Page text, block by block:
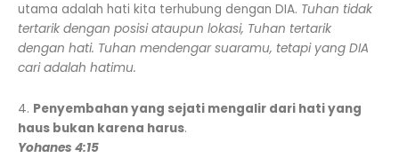
utama adalah hati kita terhubung dengan DIA. Tuhan tidak
tertarik dengan posisi ataupun lokasi, Tuhan tertarik
dengan hati. Tuhan mendengar suaramu, tetapi yang DIA
cari adalah hatimu.
4. Penyembahan yang sejati mengalir dari hati yang
haus bukan karena harus.
Yohanes 4:15